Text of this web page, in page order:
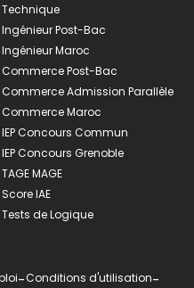
Technique
Ingénieur Post-Bac
Ingénieur Maroc
Commerce Post-Bac
Commerce Admission Parallèle
Commerce Maroc
IEP Concours Commun
IEP Concours Grenoble
TAGE MAGE
Score IAE
Tests de Logique
-Conditions d'utilisation-